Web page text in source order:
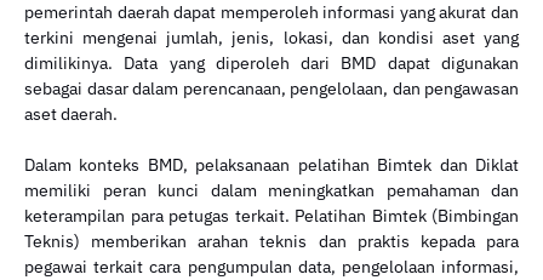
pemerintah daerah dapat memperoleh informasi yang akurat dan
terkini mengenai jumlah, jenis, lokasi, dan kondisi aset yang
dimilikinya. Data yang diperoleh dari BMD dapat digunakan
sebagai dasar dalam perencanaan, pengelolaan, dan pengawasan
aset daerah.
Dalam konteks BMD, pelaksanaan pelatihan Bimtek dan Diklat
memiliki peran kunci dalam meningkatkan pemahaman dan
keterampilan para petugas terkait. Pelatihan Bimtek (Bimbingan
Teknis) memberikan arahan teknis dan praktis kepada para
pegawai terkait cara pengumpulan data, pengelolaan informasi,